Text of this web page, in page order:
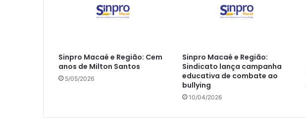
Sinpro Macaé e Região: Cem
anos de Milton Santos
5/05/2026
Sinpro Macaé e Região:
Sindicato lança campanha
educativa de combate ao
bullying
10/04/2026